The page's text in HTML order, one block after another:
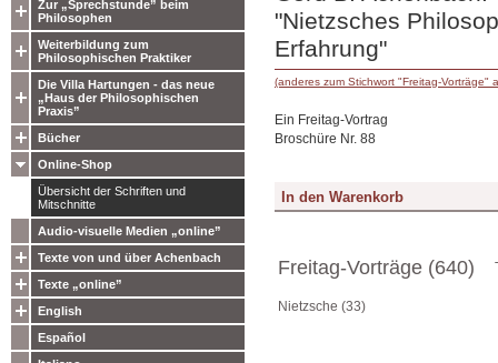
Zur „Sprechstunde” beim
Philosophen
Weiterbildung zum
Philosophischen Praktiker
Die Villa Hartungen - das neue
„Haus der Philosophischen
Praxis”
Bücher
Online-Shop
Übersicht der Schriften und
Mitschnitte
Audio-visuelle Medien „online”
Texte von und über Achenbach
Texte „online”
English
Español
"Nietzsches
Erfahrung"
(anderes zum Stichwort "Freitag-Vorträge"
Ein Freitag-Vortrag
Broschüre Nr. 88
Freitag-Vorträge (640)
Nietzsche (33)